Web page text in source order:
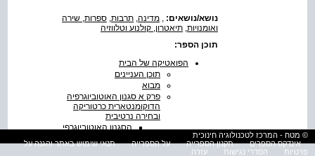
נושא/נושאים: מדינה תרבות ספרות, שירה
ואומנויות תיאטרון, קולנוע וטלווזיה
תוכן הספר:
הפואטיקה של הבית
תוכן העניינים
מבוא
פרק א סגנון האוטוביוגרפיה
הדוקומנטארית כרטוריקה
ובחירה נרטיבית
הסגנון האוטוביוגרפי
הסגנון האוטוביוגרפי
© מטח - המרכז לטכנולוגיה חינוכית
אינדקס הספרים
תקנון הספרייה על הספרייה
תנאי שימוש באתר והגנה על
פרטיות
הסדרי נגישות עזרה